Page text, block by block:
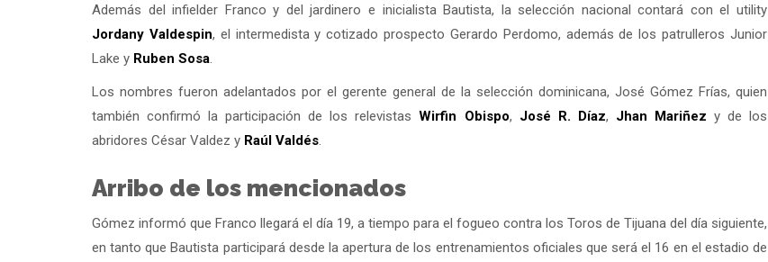
Además del infielder Franco y del jardinero e inicialista Bautista, la selección nacional contará con el utility
Jordany Valdespin, el intermedista y cotizado prospecto Gerardo Perdomo, además de los patrulleros Junior
Lake y Ruben Sosa.
Los nombres fueron adelantados por el gerente general de la selección dominicana, José Gómez Frías, quien
también confirmó la participación de los relevistasWirfin Obispo, José R. Díaz, Jhan Mariñez y de los
abridores César Valdez y Raúl Valdés.
Arribo de los mencionados
Gómez informó que Franco llegará el día 19, a tiempo para el fogueo contra los Toros de Tijuana del día siguiente,
en tanto que Bautista participará desde la apertura de los entrenamientos oficiales que será el 16 en el estadio de